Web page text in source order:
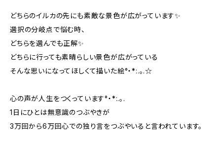
どちらのイルカの先にも素敵な景色が広がっています✨️
選択の分岐点で悩む時、
どちらを選んでも正解✨️
どちらに行っても素晴らしい景色が広がっている
そんな思いになってほしくて描いた絵°・*:.。.☆
心の声が人生をつくっています°・*:.。.
1日にひとは無意識のつぶやきが
3万回から6万回心での独り言をつぶやいると言われています。